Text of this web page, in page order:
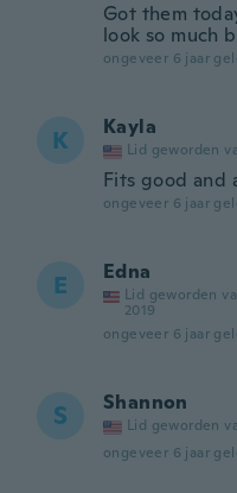
Got them
look so much
ongeveer 6 jaar
K Kayla
Lid geworden
Fits good and
ongeveer 6 jaar
E Edna
Lid geworden
2019
ongeveer 6 jaar
S Shannon
Lid geworden
ongeveer 6 jaar